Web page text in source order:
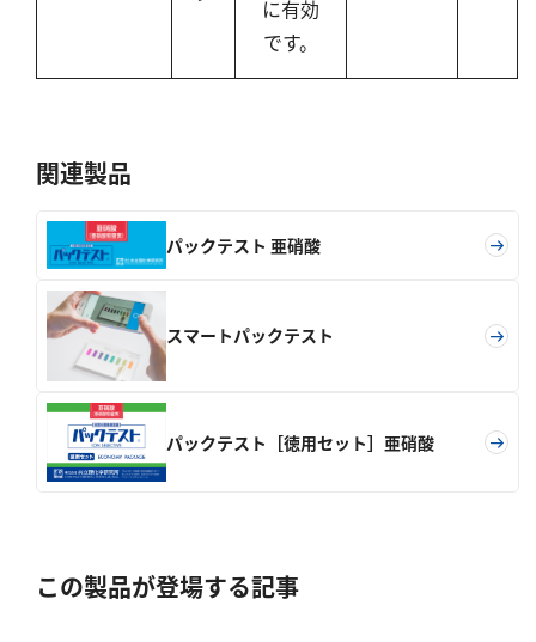
に有効
です。
関連製品
パックテスト 亜硝酸
スマートパックテスト
パックテスト［徳用セット］亜硝酸
この製品が登場する記事